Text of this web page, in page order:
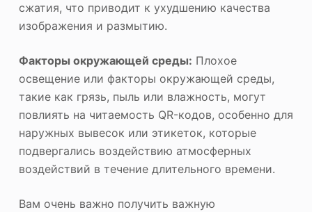
сжатия, что приводит к ухудшению качества
изображения и размытию.
Факторы окружающей среды: Плохое
освещение или факторы окружающей среды,
такие как грязь, пыль или влажность, могут
повлиять на читаемость QR-кодов, особенно для
наружных вывесок или этикеток, которые
подвергались воздействию атмосферных
воздействий в течение длительного времени.
Вам очень важно получить важную